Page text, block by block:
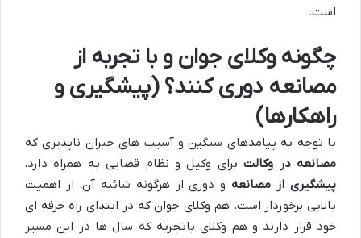
است.
چگونه وکلای جوان و با تجربه از
مصانعه دوری کنند؟ (پیشگیری و
راهکارها)
با توجه به پیامدهای سنگین و آسیب های جبران ناپذیری که
مصانعه در وکالتبرای وکیل و نظام قضایی به همراه دارد،
پیشگیری از مصانعه و دوری از هرگونه شائبه آن، از اهمیت
بالایی برخوردار است. هم وکلای جوان که در ابتدای راه حرفه ای
خود قرار دارند و هم وکلای باتجربه که سال ها در این مسیر